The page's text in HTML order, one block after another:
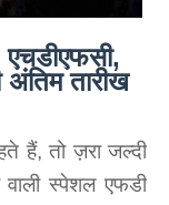
तारीख
हैं, तो ज़रा जल्‍दी
वाली स्पेशल एफडी